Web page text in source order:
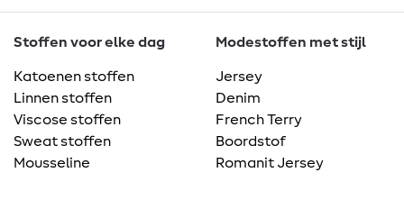
Stoffen voor elke dag
Katoenen stoffen
Linnen stoffen
Viscose stoffen
Sweat stoffen
Mousseline
Modestoffen met stijl
Jersey
Denim
French Terry
Boordstof
Romanit Jersey